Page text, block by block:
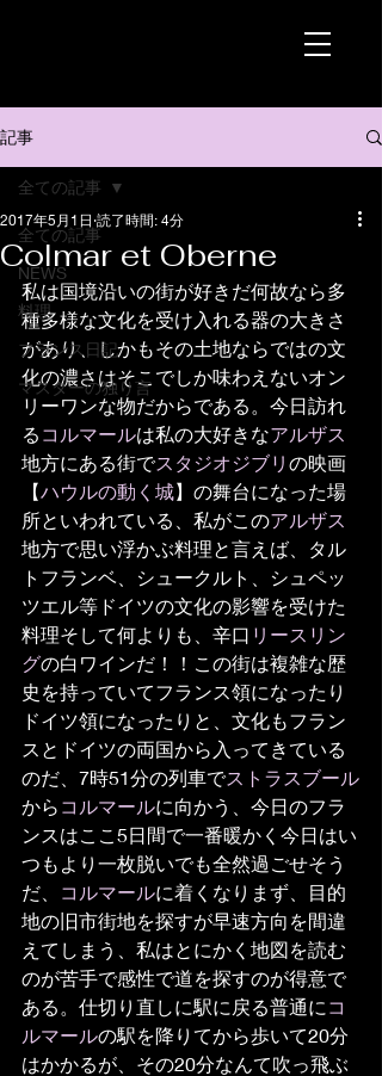
記事
全ての記事
NEWS
料理
フランス日記
マスターの独り言
全ての記事
Colmar et Oberne
2017年5月1日 読了時間: 4分
私は国境沿いの街が好きだ何故なら多
種多様な文化を受け入れる器の大きさ
があり、しかもその土地ならではの文
化の濃さはそこでしか味わえないオン
リーワンな物だからである。今日訪れ
る コルマールは私の大好きなアルザス
地方にある街でスタジオジブリ の映画
【ハウルの動く城】の舞台になった場
所といわれている、私がこのアルザス
地方で思い浮かぶ料理と言えば、タル
トフランベ、シュークルト、シュペッ
ツエル等ドイツの文化の影響を受けた
料理そして何よりも、辛口 リースリン
グの白ワインだ！！この街は複雑な歴
史を持っていてフランス領になったり
ドイツ領になったりと、文化もフラン
スとドイツの両国から入ってきている
のだ、7時51分の列車でストラスブール
から コルマールに向かう、今日のフラ
ンスはここ5日間で一番暖かく今日はい
つもより一枚脱いでも全然過ごせそう
だ、
コルマールに着くなりまず、目的
地の旧市街地を探すが早速方向を間違
えてしまう、私はとにかく地図を読む
のが苦手で感性で道を探すのが得意で
ある。仕切り直しに駅に戻る普通に コ
ルマールの駅を降りてから歩いて20分
はかかるが、その20分なんて吹っ飛ぶ